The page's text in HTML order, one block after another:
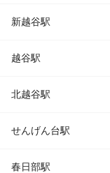
新越谷駅
越谷駅
北越谷駅
せんげん台駅
春日部駅